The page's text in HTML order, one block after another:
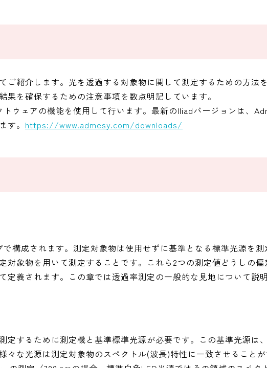
ご紹介します。光を透過する対象物に関して測定するための方法
果を確保するための注意事項を数点明記しています。
ウェアの機能を使用して行います。最新のIliadバージョンは、
す。 https://www.admesy.com/downloads/
構成されます。測定対象物は使用せずに基準となる標準光源を測
対象物を用いて測定することです。これら2つの測定値どうしの偏
定義されます。この章では透過率測定の一般的な見地について説明
定するために測定機と基準標準光源が必要です。この基準光源は
々な光源は測定対象物のスペクトル(波長)特性に一致させること